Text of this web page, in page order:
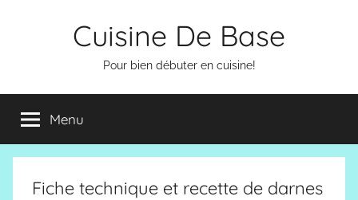
Cuisine De Base
Pour bien débuter en cuisine!
Menu
Fiche technique et recette de darnes